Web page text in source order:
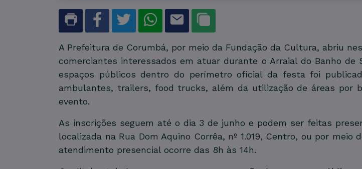
A Prefeitura de Corumbá, por meio da Fundação da Cultura, abriu
comerciantes interessados em atuar durante o Arraial do Banho
espaços públicos dentro do perímetro oficial da festa foi
ambulantes, trailers, food trucks, além da utilização de áreas por
evento.
As inscrições seguem até o dia 3 de junho e podem ser feitas
localizada na Rua Dom Aquino Corrêa, nº 1.019, Centro, ou por
atendimento presencial ocorre das 8h às 14h.